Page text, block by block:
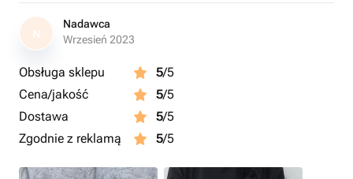
N
Nadawca
Wrzesień 2023
Obsługa sklepu 5/5
Cena/jakość
5/5
Dostawa
5/5
Zgodnie z reklamą
5/5